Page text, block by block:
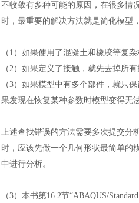
不收敛有多种可能的原因，在很多情
时，最重要的解决方法就是简化模型
（ 1 ） 如果使用了混凝土和橡胶等复
（2） 如果定义了接触，就先去掉所
（3） 如果模型中有多个部件，就只
果发现在恢复某种参数时模型变得无
上述查找错误的方法需要多次提交分
时，应该先做一个几何形状最简单的
中进行分析。
（3） 本书第16.2节“ABAQUS/